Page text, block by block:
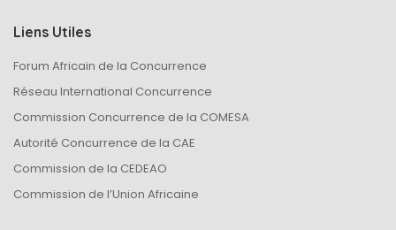
Liens Utiles
Forum Africain de la Concurrence
Réseau International Concurrence
Commission Concurrence de la COMESA
Autorité Concurrence de la CAE
Commission de la CEDEAO
Commission de l’Union Africaine